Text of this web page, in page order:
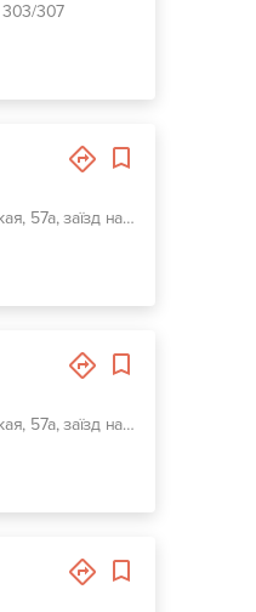
303/307
г. Харьков, улица Плехановская, 57а, заїзд навпроти центрального входу Металіст
г. Харьков, улица Плехановская, 57а, заїзд навпроти центрального входу Металіст